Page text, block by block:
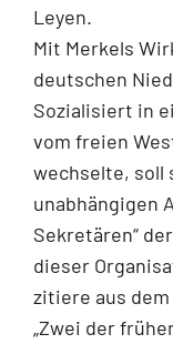
Leyen.
Mit Merkels
deutschen
Sozialisiert in
vom freien
wechselte, soll
unabhängigen
Sekretären“
dieser
zitiere aus
„Zwei der